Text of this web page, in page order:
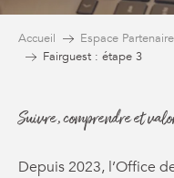
Accueil Espace
Fairguest : étape 3
Suivre, comprendre et
Depuis 2023, l’Office